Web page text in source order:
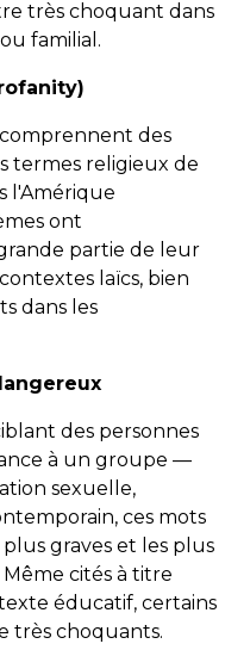
très choquant dans
familial.
comprennent des
termes religieux de
l'Amérique
ont
partie de leur
laïcs, bien
dans les
des personnes
à un groupe —
sexuelle,
ces mots
graves et les plus
cités à titre
éducatif, certains
très choquants.